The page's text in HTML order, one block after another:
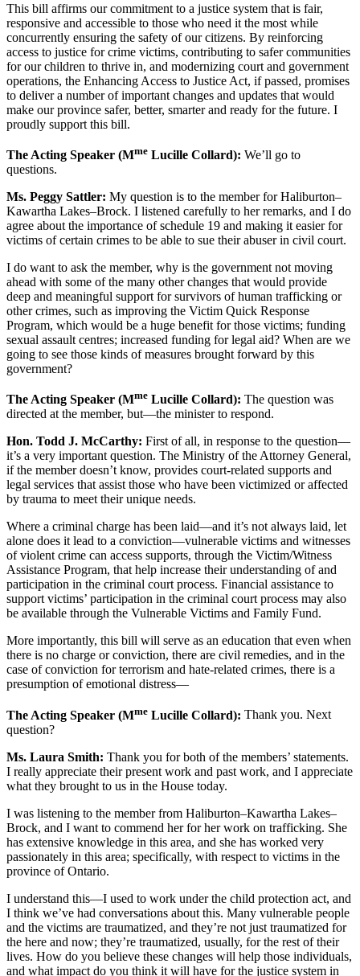
This bill affirms our commitment to a justice system that is fair,
responsive and accessible to those who need it the most while
concurrently ensuring the safety of our citizens. By reinforcing
access to justice for crime victims, contributing to safer communities
for our children to thrive in, and modernizing court and government
operations, the Enhancing Access to Justice Act, if passed, promises
to deliver a number of important changes and updates that would
make our province safer, better, smarter and ready for the future. I
proudly support this bill.
The Acting Speaker (Mme Lucille Collard): We’ll go to
questions.
Ms. Peggy Sattler: My question is to the member for Haliburton–
Kawartha Lakes–Brock. I listened carefully to her remarks, and I do
agree about the importance of schedule 19 and making it easier for
victims of certain crimes to be able to sue their abuser in civil court.
I do want to ask the member, why is the government not moving
ahead with some of the many other changes that would provide
deep and meaningful support for survivors of human trafficking or
other crimes, such as improving the Victim Quick Response
Program, which would be a huge benefit for those victims; funding
sexual assault centres; increased funding for legal aid? When are we
going to see those kinds of measures brought forward by this
government?
The Acting Speaker (Mme Lucille Collard): The question was
directed at the member, but—the minister to respond.
Hon. Todd J. McCarthy: First of all, in response to the question—
it’s a very important question. The Ministry of the Attorney General,
if the member doesn’t know, provides court-related supports and
legal services that assist those who have been victimized or affected
by trauma to meet their unique needs.
Where a criminal charge has been laid—and it’s not always laid, let
alone does it lead to a conviction—vulnerable victims and witnesses
of violent crime can access supports, through the Victim/Witness
Assistance Program, that help increase their understanding of and
participation in the criminal court process. Financial assistance to
support victims’ participation in the criminal court process may also
be available through the Vulnerable Victims and Family Fund.
More importantly, this bill will serve as an education that even when
there is no charge or conviction, there are civil remedies, and in the
case of conviction for terrorism and hate-related crimes, there is a
presumption of emotional distress—
The Acting Speaker (Mme Lucille Collard): Thank you. Next
question?
Ms. Laura Smith: Thank you for both of the members’ statements.
I really appreciate their present work and past work, and I appreciate
what they brought to us in the House today.
I was listening to the member from Haliburton–Kawartha Lakes–
Brock, and I want to commend her for her work on trafficking. She
has extensive knowledge in this area, and she has worked very
passionately in this area; specifically, with respect to victims in the
province of Ontario.
I understand this—I used to work under the child protection act, and
I think we’ve had conversations about this. Many vulnerable people
and the victims are traumatized, and they’re not just traumatized for
the here and now; they’re traumatized, usually, for the rest of their
lives. How do you believe these changes will help those individuals,
and what impact do you think it will have for the justice system in